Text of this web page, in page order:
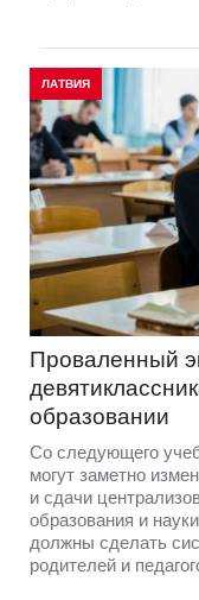
ЛАТВИЯ
Проваленный
образовании
Со следующего
могут заметно
и сдачи
образования и
должны сделать
родителей и